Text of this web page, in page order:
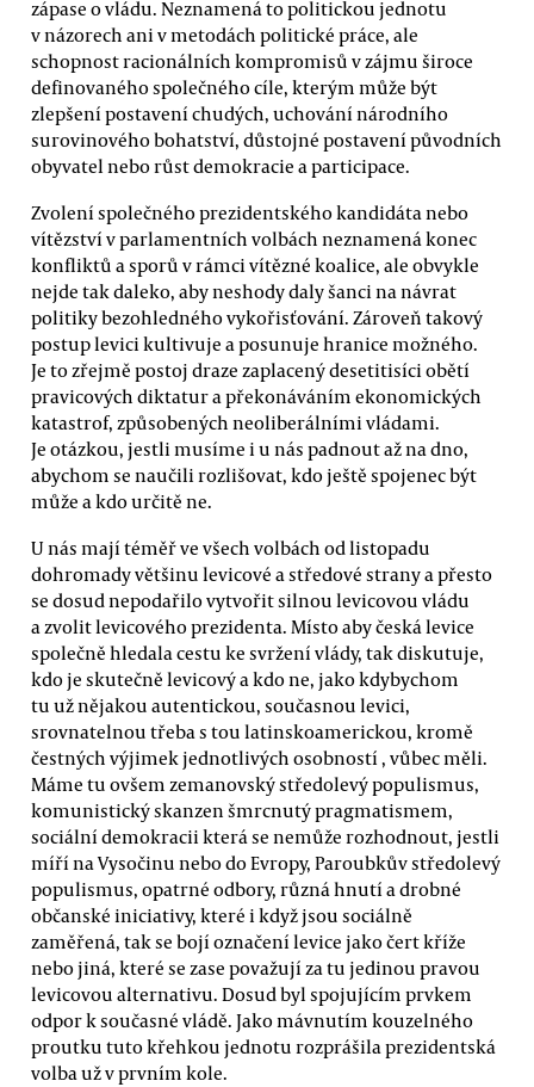
zápase o vládu. Neznamená to politickou jednotu
v názorech ani v metodách politické práce, ale
schopnost racionálních kompromisů v zájmu široce
definovaného společného cíle, kterým může být
zlepšení postavení chudých, uchování národního
surovinového bohatství, důstojné postavení původních
obyvatel nebo růst demokracie a participace.
Zvolení společného prezidentského kandidáta nebo
vítězství v parlamentních volbách neznamená konec
konfliktů a sporů v rámci vítězné koalice, ale obvykle
nejde tak daleko, aby neshody daly šanci na návrat
politiky bezohledného vykořisťování. Zároveň takový
postup levici kultivuje a posunuje hranice možného.
Je to zřejmě postoj draze zaplacený desetitisíci obětí
pravicových diktatur a překonáváním ekonomických
katastrof, způsobených neoliberálními vládami.
Je otázkou, jestli musíme i u nás padnout až na dno,
abychom se naučili rozlišovat, kdo ještě spojenec být
může a kdo určitě ne.
U nás mají téměř ve všech volbách od listopadu
dohromady většinu levicové a středové strany a přesto
se dosud nepodařilo vytvořit silnou levicovou vládu
a zvolit levicového prezidenta. Místo aby česká levice
společně hledala cestu ke svržení vlády, tak diskutuje,
kdo je skutečně levicový a kdo ne, jako kdybychom
tu už nějakou autentickou, současnou levici,
srovnatelnou třeba s tou latinskoamerickou, kromě
čestných výjimek jednotlivých osobností , vůbec měli.
Máme tu ovšem zemanovský středolevý populismus,
komunistický skanzen šmrcnutý pragmatismem,
sociální demokracii která se nemůže rozhodnout, jestli
míří na Vysočinu nebo do Evropy, Paroubkův středolevý
populismus, opatrné odbory, různá hnutí a drobné
občanské iniciativy, které i když jsou sociálně
zaměřená, tak se bojí označení levice jako čert kříže
nebo jiná, které se zase považují za tu jedinou pravou
levicovou alternativu. Dosud byl spojujícím prvkem
odpor k současné vládě. Jako mávnutím kouzelného
proutku tuto křehkou jednotu rozprášila prezidentská
volba už v prvním kole.